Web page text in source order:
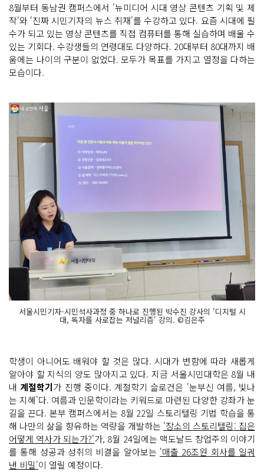
8월부터 동남권 캠퍼스에서 '뉴미디어 시대 영상 콘텐츠 기획 및 제
작'와 '진짜 시민기자의 뉴스 취재'를 수강하고 있다. 요즘 시대에 필
수가 되고 있는 영상 콘텐츠를 직접 컴퓨터를 통해 실습하며 배울 수
있는 기회다. 수강생들의 연령대도 다양하다. 20대부터 80대까지 배
움에는 나이의 구분이 없었다. 모두가 목표를 가지고 열정을 다하는
모습이다.
서울시민기자-시민석사과정 중 하나로 진행된 박수진 강사의 '디지털 시
대, 독자를 사로잡는 저널리즘' 강의. ©김은주
학생이 아니어도 배워야 할 것은 많다. 시대가 변함에 따라 새롭게
알아야 할 지식의 양도 많아지고 있다. 지금 서울시민대학은 8월 내
내 계절학기가 진행 중이다. 계절학기 슬로건은 '눈부신 여름, 빛나
는 지혜'다. 여름과 인문학이라는 키워드로 마련된 다양한 강좌가 눈
길을 끈다. 본부 캠퍼스에서는 8월 22일 스토리텔링 기법 학습을 통
해 나만의 삶을 향유하는 역량을 개발하는 '장소의 스토리텔링: 집은
어떻게 역사가 되는가?'가, 8월 24일에는 맥도날드 창업주의 이야기
를 통해 성공과 성취의 비결을 알아보는 '매출 26조원 회사를 일궈
낸 비밀'이 열릴 예정이다.